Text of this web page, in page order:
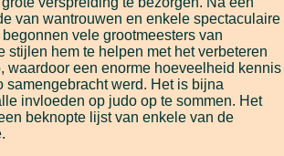
van wantrouwen en enkele spectaculaire
vele grootmeesters van
stijlen hem te helpen met het verbeteren
waardoor een enorme hoeveelheid kennis
samengebracht werd. Het is bijna
invloeden op judo op te sommen. Het
beknopte lijst van enkele van de